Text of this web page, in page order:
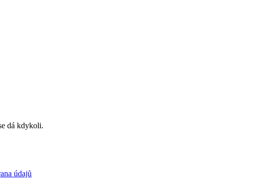
dá kdykoli.
údajů